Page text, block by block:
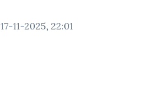
17-11-2025, 22:01